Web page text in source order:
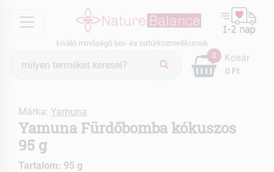
menu
kiváló minőségű bio- és natúrkozmetikumok
keresés
0
0 Ft
Kosár
Márka: Yamuna
Yamuna Fürdőbomba kókuszos
95 g
Tartalom: 95 g